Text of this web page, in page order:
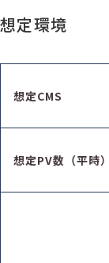
想定環境
想定CMS
想定PV数（平時）